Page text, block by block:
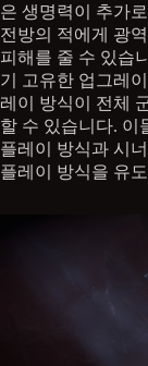
은 생명력이 추가
전방의 적에게 광
피해를 줄 수 있습
기 고유한 업그레
레이 방식이 전체
할 수 있습니다. 이
플레이 방식과 시
플레이 방식을 유